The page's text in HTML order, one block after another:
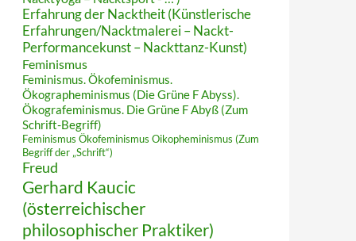
Erfahrung der Nacktheit (Künstlerische
Erfahrungen/Nacktmalerei – Nackt-
Performancekunst – Nackttanz-Kunst)
Feminismus
Feminismus. Ökofeminismus.
Ökographeminismus (Die Grüne F Abyss).
Ökografeminismus. Die Grüne F Abyß (Zum
Schrift-Begriff)
Feminismus Ökofeminismus Oikopheminismus (Zum
Begriff der „Schrift“)
Freud
Gerhard Kaucic
(österreichischer
philosophischer Praktiker)